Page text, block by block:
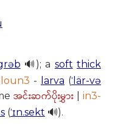
🔊); a soft thick
- larva (ˈlär-və
အင်းဆက်ပိုးမွှား
in3-
(ˈɪn.sekt 🔊).